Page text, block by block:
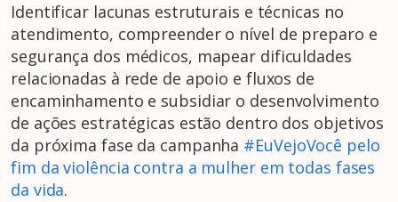
Identificar lacunas estruturais e técnicas no
atendimento, compreender o nível de preparo e
segurança dos médicos, mapear dificuldades
relacionadas à rede de apoio e fluxos de
encaminhamento e subsidiar o desenvolvimento
de ações estratégicas estão dentro dos objetivos
da próxima fase da campanha #EuVejoVocê pelo
fim da violência contra a mulher em todas fases
da vida.